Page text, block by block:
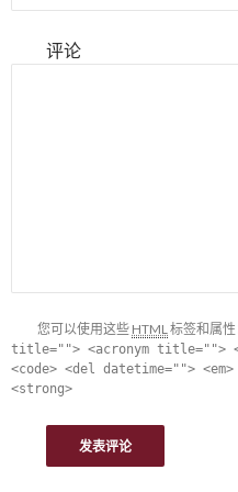
评论
您可以使用这些 HTML标签和属性
title=""> <acronym title="">
<code> <del datetime="">
<strong>